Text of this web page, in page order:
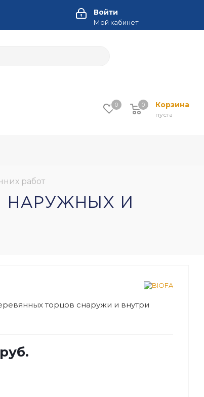
Войти
Мой кабинет
0 Корзина
пуста
0
работ
НАРУЖНЫХ И
торцов снаружи и внутри